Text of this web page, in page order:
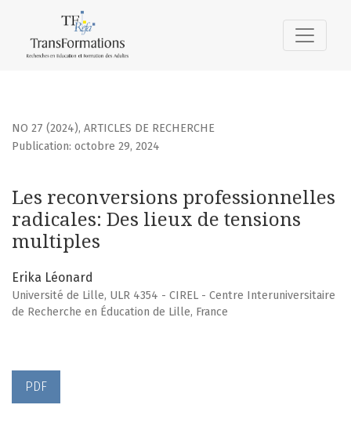
Les reconversions professionnelles radicales
NO 27 (2024), ARTICLES DE RECHERCHE
Les reconversions professionnelles
radicales: Des lieux de tensions
multiples
Publication: octobre 29, 2024
Erika Léonard
Université de Lille, ULR 4354 - CIREL - Centre Interuniversitaire
de Recherche en Éducation de Lille, France
PDF